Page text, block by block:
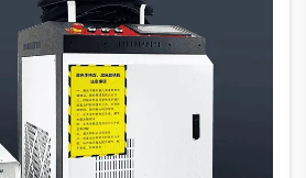
по който
топлината...